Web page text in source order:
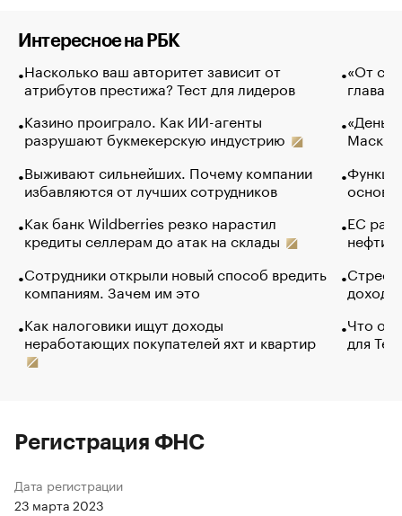
Интересное на РБК
Насколько ваш авторитет зависит от
атрибутов престижа? Тест для лидеров
Казино проиграло. Как ИИ-агенты
разрушают букмекерскую индустрию
Выживают сильнейших. Почему компании
избавляются от лучших сотрудников
Как банк Wildberries резко нарастил
кредиты селлерам до атак на склады
Сотрудники открыли новый способ вредить
компаниям. Зачем им это
Как налоговики ищут доходы
неработающих покупателей яхт и квартир
«От
глава
Маск в
основ
ЕС
нефти
Что
для
Регистрация ФНС
Дата регистрации
23 марта 2023